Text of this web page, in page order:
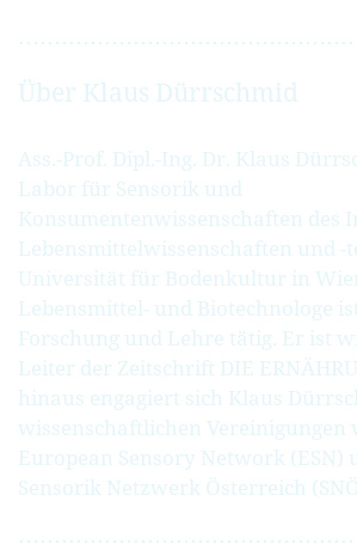
Über Klaus Dürrschmid
Ass.-Prof. Dipl.-Ing. Dr. Klaus
Labor für Sensorik und
Konsumentenwissenschaften des
Lebensmittelwissenschaften und -
Universität für Bodenkultur in
Lebensmittel- und Biotechnologe
Forschung und Lehre tätig. Er ist
Leiter der Zeitschrift DIE
hinaus engagiert sich Klaus
wissenschaftlichen Vereinigungen
European Sensory Network (ESN)
Sensorik Netzwerk Österreich